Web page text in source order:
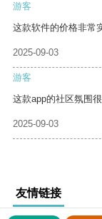
游客
这款软件的价格非常
2025-09-03
游客
这款app的社区氛围
2025-09-03
友情链接